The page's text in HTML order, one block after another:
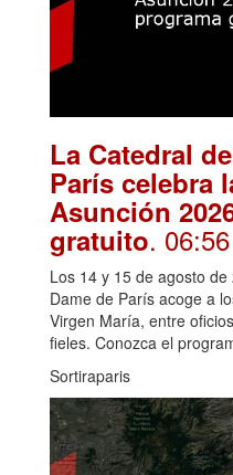
La Catedral
París celebra
Asunción
gratuito. 06:56
Los 14 y 15 de agosto
Dame de París acoge a
Virgen María, entre
fieles. Conozca el
Sortiraparis